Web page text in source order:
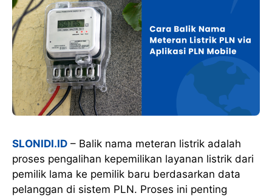
SLONIDI.ID – Balik nama meteran listrik adalah
proses pengalihan kepemilikan layanan listrik dari
pemilik lama ke pemilik baru berdasarkan data
pelanggan di sistem PLN. Proses ini penting